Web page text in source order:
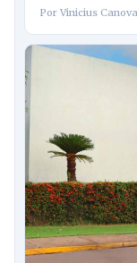
Por Vinicius Canova